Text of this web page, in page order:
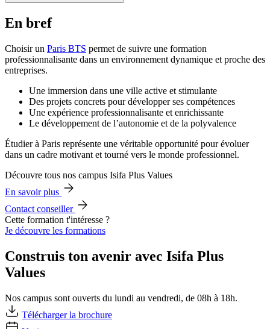
En bref
Choisir un Paris BTS permet de suivre une formation
professionnalisante dans un environnement dynamique et proche des
entreprises.
Une immersion dans une ville active et stimulante
Des projets concrets pour développer ses compétences
Une expérience professionnalisante et enrichissante
Le développement de l’autonomie et de la polyvalence
Étudier à Paris représente une véritable opportunité pour évoluer
dans un cadre motivant et tourné vers le monde professionnel.
Découvre tous nos campus Isifa Plus Values
En savoir plus
Contact conseiller
Cette formation t'intéresse ?
Je découvre les formations
Construis ton avenir avec Isifa Plus
Values
Nos campus sont ouverts du lundi au vendredi, de 08h à 18h.
Télécharger la brochure